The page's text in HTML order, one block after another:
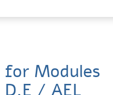
for Modules